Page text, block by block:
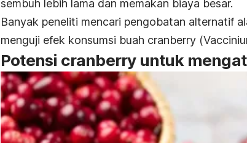
sembuh lebih lama dan memakan biaya besar.
Banyak peneliti mencari pengobatan alternatif
menguji efek konsumsi buah cranberry (
Potensi cranberryuntuk